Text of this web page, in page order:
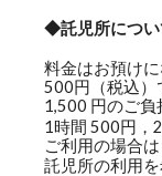
◆託児所につい
料金はお預け
500円（税込）
1,500 円のご負
1時間 500円，
ご利用の場合
託児所の利用